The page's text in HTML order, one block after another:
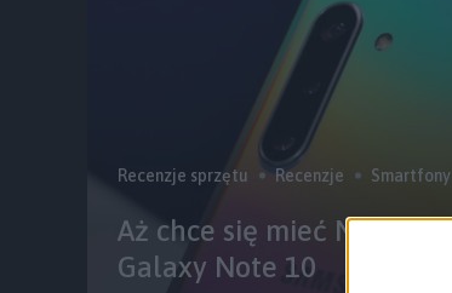
Recenzje sprzętu Recenzje Smartfony
Aż chce się mieć Note’a.
Galaxy Note 10